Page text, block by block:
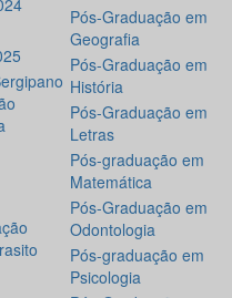
Pós-Graduação em
Geografia
Pós-Graduação em
História
Pós-Graduação em
Letras
Pós-graduação em
Matemática
Pós-Graduação em
Odontologia
Pós-graduação em
Psicologia